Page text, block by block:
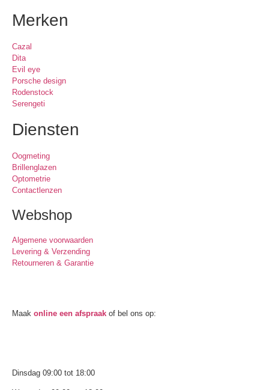
Merken
Cazal
Dita
Evil eye
Porsche design
Rodenstock
Serengeti
Diensten
Oogmeting
Brillenglazen
Optometrie
Contactlenzen
Webshop
Algemene voorwaarden
Levering & Verzending
Retourneren & Garantie
Maak online een afspraak of bel ons op:
Dinsdag 09:00 tot 18:00